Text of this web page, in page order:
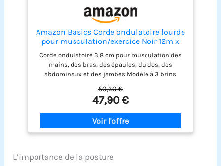
Amazon Basics Corde ondulatoire lourde
pour musculation/exercice Noir 12m x
3,8cm
Corde ondulatoire 3,8 cm pour musculation des
mains, des bras, des épaules, du dos, des
abdominaux et des jambes Modèle à 3 brins
; haute résistance à la traction ; ne casse pas, ne
s’effiloche pas et ne se défait pas Applications :
ondulation, traction ou exercices d’escalade.
Utilisation seule ou avec d’autres cordes
S’enroule pour l’emporter n’importe où :
50,30 €
47,90 €
L’importance de la posture